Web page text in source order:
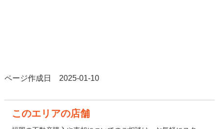
ページ作成日 2025-01-10
このエリアの店舗